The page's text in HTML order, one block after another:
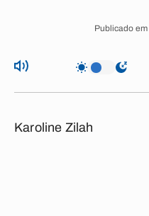
Publicado
Karoline Zilah